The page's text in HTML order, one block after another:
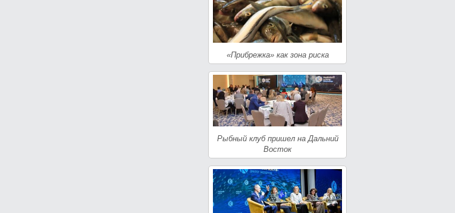
«Прибрежка» как зона риска
Рыбный клуб пришел на Дальний
Восток